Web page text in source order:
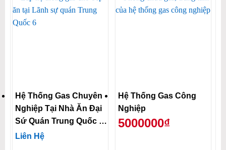
Hệ Thống Gas Chuyên
Nghiệp Tại Nhà Ăn Đại
Sứ Quán Trung Quốc Do
Gas Lửa Xanh Lắp Đặt
Liên Hệ
Hệ Thống Gas Công
Nghiệp
5000000₫